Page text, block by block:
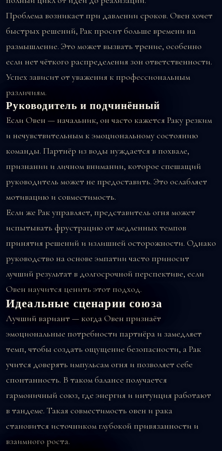
Проблема возникает при давлении сроков. Овен хочет
быстрых решений, Рак просит больше времени на
размышление. Это может вызвать трение, особенно
если нет чёткого распределения зон ответственности.
Успех зависит от уважения к профессиональным
различиям.
Руководитель и подчинённый
Если Овен — начальник, он часто кажется Раку резким
и нечувствительным к эмоциональному состоянию
команды. Партнёр из воды нуждается в похвале,
признании и личном внимании, которое спешащий
руководитель может не предоставить. Это ослабляет
мотивацию и совместимость.
Если же Рак управляет, представитель огня может
испытывать фрустрацию от медленных темпов
принятия решений и излишней осторожности. Однако
руководство на основе эмпатии часто приносит
лучший результат в долгосрочной перспективе, если
Овен научится ценить этот подход.
Идеальные сценарии союза
Лучший вариант — когда Овен признаёт
эмоциональные потребности партнёра и замедляет
темп, чтобы создать ощущение безопасности, а Рак
учится доверять импульсам огня и позволяет себе
спонтанность. В таком балансе получается
гармоничный союз, где энергия и интуиция работают
в тандеме. Такая совместимость овен и рака
становится источником глубокой привязанности и
взаимного роста.